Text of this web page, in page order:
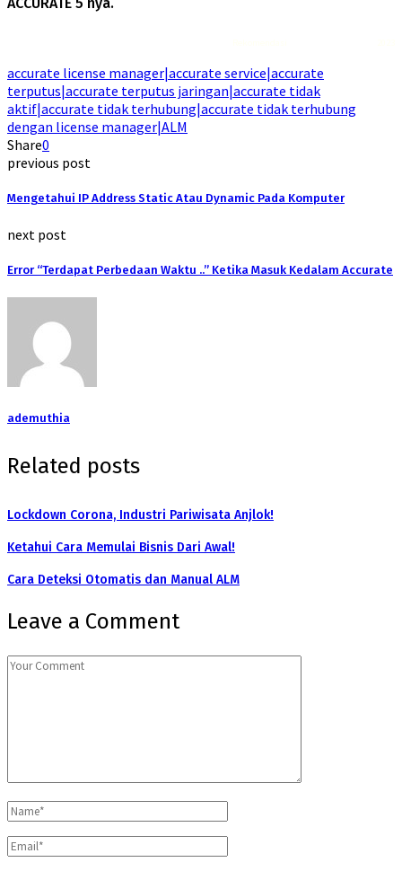
ACCURATE 5 nya.
accurate license manager|accurate service|accurate
terputus|accurate terputus jaringan|accurate tidak
aktif|accurate tidak terhubung|accurate tidak terhubung
dengan license manager|ALM
Share0
previous post
Mengetahui IP Address Static Atau Dynamic Pada Komputer
next post
Error “Terdapat Perbedaan Waktu ..” Ketika Masuk Kedalam Accurate
ademuthia
Related posts
Lockdown Corona, Industri Pariwisata Anjlok!
Ketahui Cara Memulai Bisnis Dari Awal!
Cara Deteksi Otomatis dan Manual ALM
Leave a Comment